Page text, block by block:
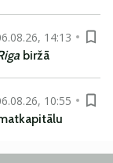
14:13
biržā
10:55